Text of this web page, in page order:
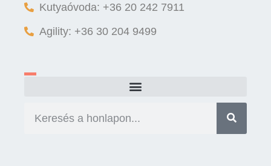
Kutyaóvoda: +36 20 242 7911
Agility: +36 30 204 9499